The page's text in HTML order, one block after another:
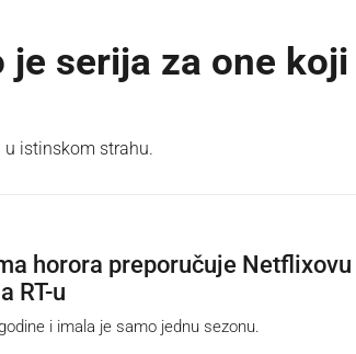
je serija za one koji
u istinskom strahu.
horora preporučuje Netflixovu
RT-u
i imala je samo jednu sezonu.